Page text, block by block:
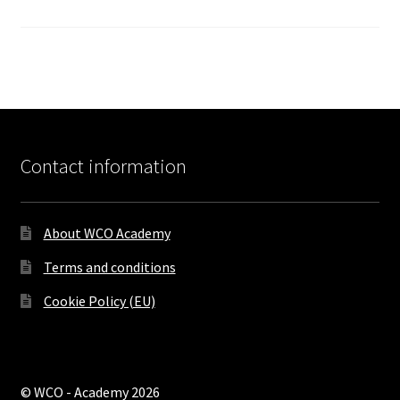
Contact information
About WCO Academy
Terms and conditions
Cookie Policy (EU)
© WCO - Academy 2026